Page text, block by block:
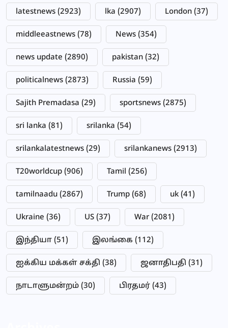
latestnews (2923) lka (2907) London (37)
middleeastnews (78) News (354)
news update (2890) pakistan (32)
politicalnews (2873) Russia (59)
Sajith Premadasa (29) sportsnews (2875)
sri lanka (81) srilanka (54)
srilankalatestnews (29) srilankanews (2913)
T20worldcup (906) Tamil (256)
tamilnaadu (2867) Trump (68) uk (41)
Ukraine (36) US (37) War (2081)
இந்தியா (51) இலங்கை (112)
ஐக்கிய மக்கள் சக்தி (38) ஜனாதிபதி (31)
நாடாளுமன்றம் (30) பிரதமர் (43)